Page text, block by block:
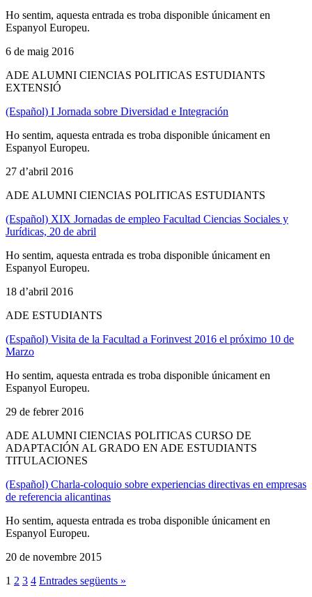
Ho sentim, aquesta entrada es troba disponible únicament en
Espanyol Europeu.
6 de maig 2016
ADE ALUMNI CIENCIAS POLITICAS ESTUDIANTS
EXTENSIÓ
(Español) I Jornada sobre Diversidad e Integración
Ho sentim, aquesta entrada es troba disponible únicament en
Espanyol Europeu.
27 d’abril 2016
ADE ALUMNI CIENCIAS POLITICAS ESTUDIANTS
(Español) XIX Jornadas de empleo Facultad Ciencias Sociales y
Jurídicas, 20 de abril
Ho sentim, aquesta entrada es troba disponible únicament en
Espanyol Europeu.
18 d’abril 2016
ADE ESTUDIANTS
(Español) Visita de la Facultad a Forinvest 2016 el próximo 10 de
Marzo
Ho sentim, aquesta entrada es troba disponible únicament en
Espanyol Europeu.
29 de febrer 2016
ADE ALUMNI CIENCIAS POLITICAS CURSO DE
ADAPTACIÓN AL GRADO EN ADE ESTUDIANTS
TITULACIONES
(Español) Charla-coloquio sobre experiencias directivas en empresas
de referencia alicantinas
Ho sentim, aquesta entrada es troba disponible únicament en
Espanyol Europeu.
20 de novembre 2015
1 2 3 4 Entrades següents »